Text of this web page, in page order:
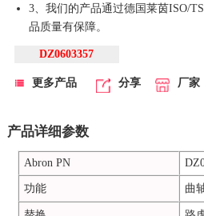
3、我们的产品通过德国莱茵ISO/
品质量有保障。
DZ0603357
更多产品 分享 厂家
产品详细参数
Abron PN
功能
曲